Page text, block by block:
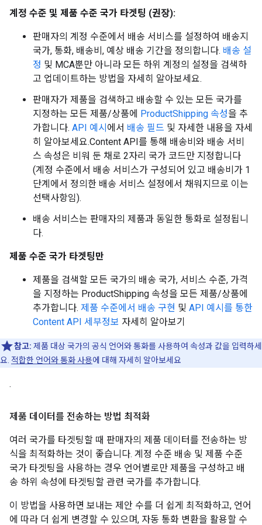
계정 수준 및 제품 수준 국가 타겟팅 (권장):
판매자의 계정 수준에서 배송 서비스를 설정하여 배송지
국가, 통화, 배송비, 예상 배송 기간을 정의합니다. 배송 설
정 및 MCA뿐만 아니라 모든 하위 계정의 설정을 검색하
고 업데이트하는 방법을 자세히 알아보세요.
판매자가 제품을 검색하고 배송할 수 있는 모든 국가를
지정하는 모든 제품/상품에 ProductShipping 속성을 추
가합니다. API 예시 에서 배송 필드 및 자세한 내용을 자세
히 알아보세요.Content API를 통해 배송비와 배송 서비
스 속성은 비워 둔 채로 2자리 국가 코드만 지정합니다
(계정 수준에서 배송 서비스가 구성되어 있고 배송비가 1
단계에서 정의한 배송 서비스 설정에서 채워지므로 이는
선택사항임).
배송 서비스는 판매자의 제품과 동일한 통화로 설정됩니
다.
제품 수준 국가 타겟팅만
제품을 검색할 모든 국가의 배송 국가, 서비스 수준, 가격
을 지정하는 ProductShipping 속성을 모든 제품/상품에
추가합니다. 제품 수준에서 배송 구현 및 API 예시를 통한
Content API 세부정보 자세히 알아보기
참고: 제품 대상 국가의 공식 언어와 통화를 사용하여 속성과 값을 입력하세
요. 적합한 언어와 통화 사용에 대해 자세히 알아보세요
.
제품 데이터를 전송하는 방법 최적화
여러 국가를 타겟팅할 때 판매자의 제품 데이터를 전송하는 방
식을 최적화하는 것이 좋습니다. 계정 수준 배송 및 제품 수준
국가 타겟팅을 사용하는 경우 언어별로만 제품을 구성하고 배
송 하위 속성에 타겟팅할 관련 국가를 추가합니다.
이 방법을 사용하면 보내는 제안 수를 더 쉽게 최적화하고, 언어
에 따라 더 쉽게 변경할 수 있으며, 자동 통화 변환을 활용할 수